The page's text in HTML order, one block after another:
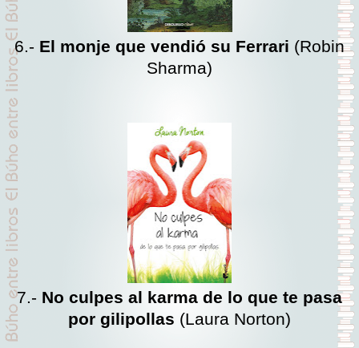
6.- El monje que vendió su Ferrari (Robin
Sharma)
7.- No culpes al karma de lo que te pasa
por gilipollas (Laura Norton)